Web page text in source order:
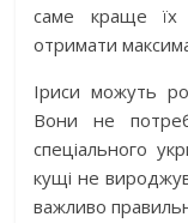
саме краще їх
отримати
Іриси можуть
Вони не
спеціального
кущі не
важливо